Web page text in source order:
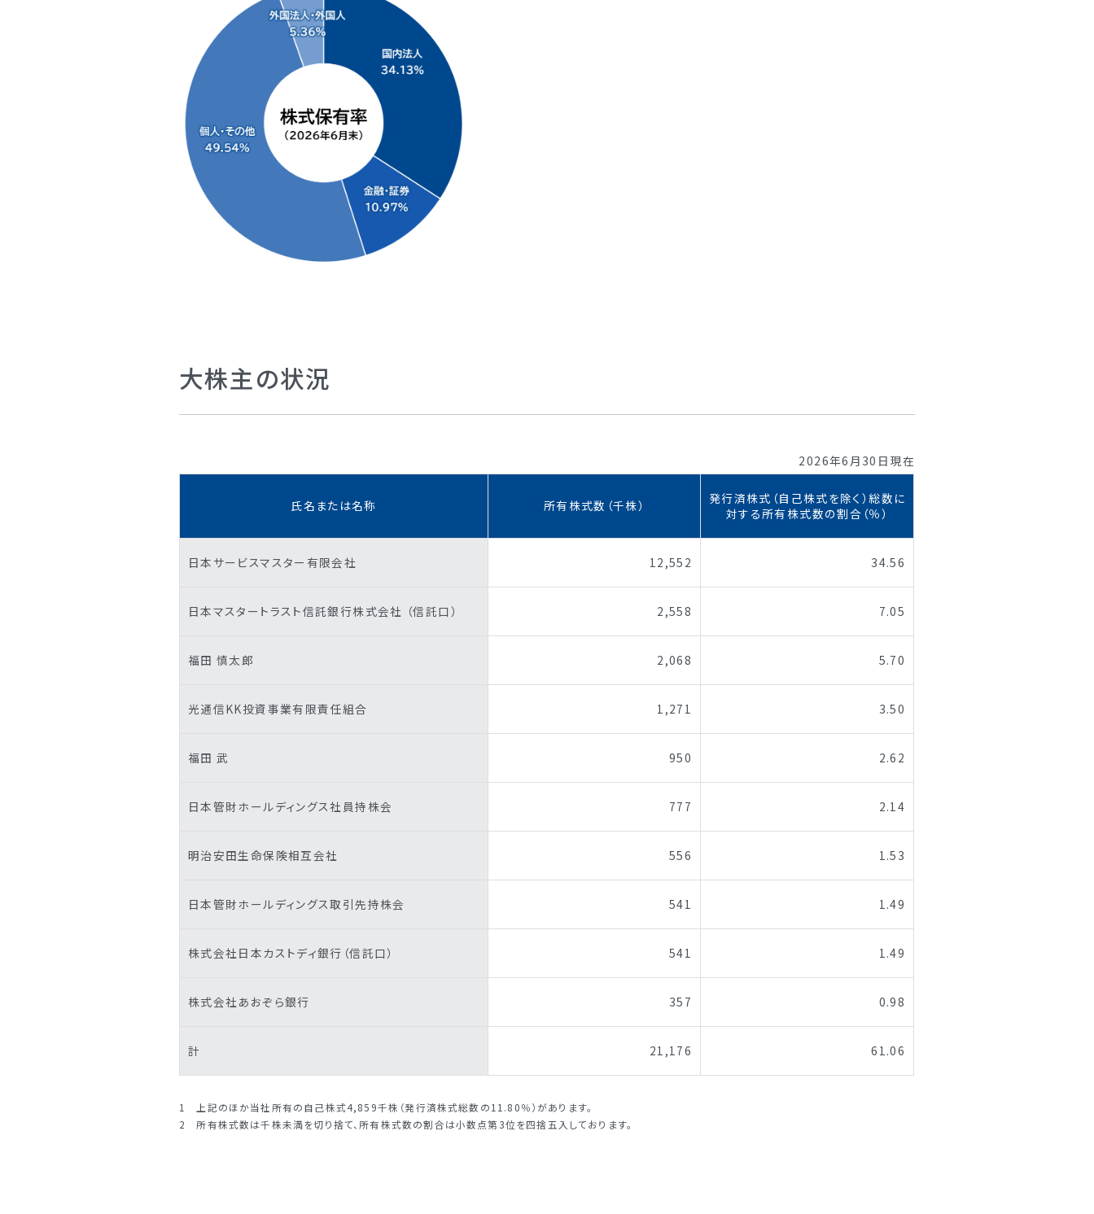
大株主の状況
2026年6月30日現在
氏名または名称 所有株式数（千株）
発行済株式（自己株式を除く）総数に
対する所有株式数の割合（％）
日本サービスマスター有限会社 12,552 34.56
日本マスタートラスト信託銀行株式会社 （信託口） 2,558 7.05
福田 慎太郎 2,068 5.70
光通信KK投資事業有限責任組合 1,271 3.50
福田 武 950 2.62
日本管財ホールディングス社員持株会 777 2.14
明治安田生命保険相互会社 556 1.53
日本管財ホールディングス取引先持株会 541 1.49
株式会社日本カストディ銀行（信託口） 541 1.49
株式会社あおぞら銀行 357 0.98
計 21,176 61.06
1 上記のほか当社所有の自己株式4,859千株（発行済株式総数の11.80％）があります。
2 所有株式数は千株未満を切り捨て、所有株式数の割合は小数点第3位を四捨五入しております。